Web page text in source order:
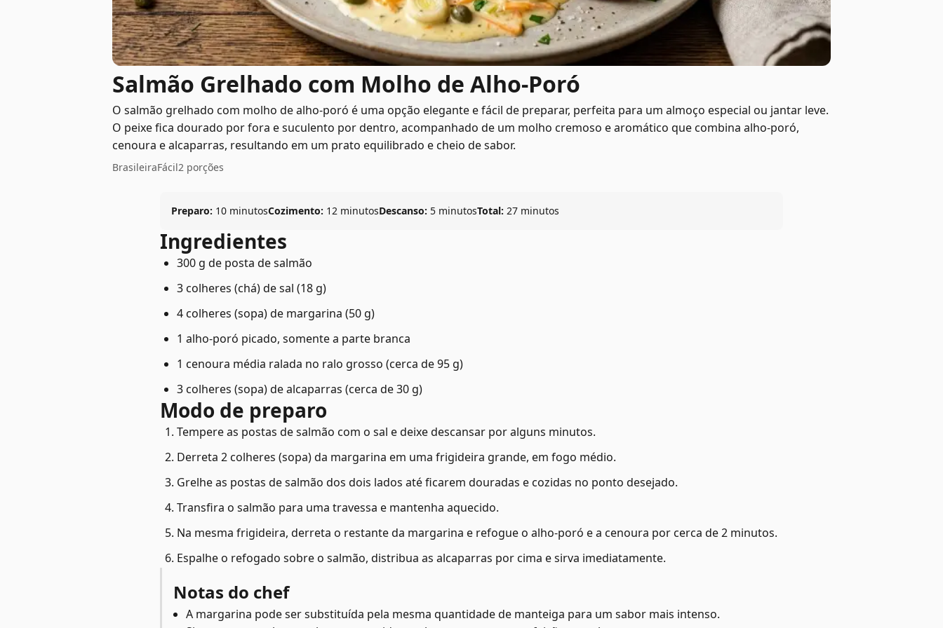
Salmão Grelhado com Molho de Alho-Poró
O salmão grelhado com molho de alho-poró é uma opção elegante e fácil de preparar, perfeita para um almoço especial ou jantar leve.
O peixe fica dourado por fora e suculento por dentro, acompanhado de um molho cremoso e aromático que combina alho-poró,
cenoura e alcaparras, resultando em um prato equilibrado e cheio de sabor.
BrasileiraFácil2 porções
Preparo: 10 minutosCozimento: 12 minutosDescanso: 5 minutosTotal: 27 minutos
Ingredientes
300 g de posta de salmão
3 colheres (chá) de sal (18 g)
4 colheres (sopa) de margarina (50 g)
1 alho-poró picado, somente a parte branca
1 cenoura média ralada no ralo grosso (cerca de 95 g)
3 colheres (sopa) de alcaparras (cerca de 30 g)
Modo de preparo
Tempere as postas de salmão com o sal e deixe descansar por alguns minutos.
Derreta 2 colheres (sopa) da margarina em uma frigideira grande, em fogo médio.
Grelhe as postas de salmão dos dois lados até ficarem douradas e cozidas no ponto desejado.
Transfira o salmão para uma travessa e mantenha aquecido.
Na mesma frigideira, derreta o restante da margarina e refogue o alho-poró e a cenoura por cerca de 2 minutos.
Espalhe o refogado sobre o salmão, distribua as alcaparras por cima e sirva imediatamente.
Notas do chef
A margarina pode ser substituída pela mesma quantidade de manteiga para um sabor mais intenso.